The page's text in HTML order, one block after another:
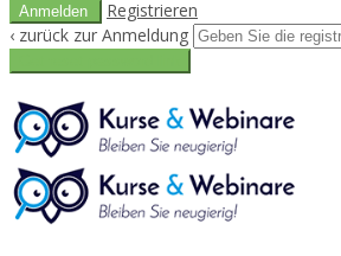
Registrieren
‹ zurück zur Anmeldung